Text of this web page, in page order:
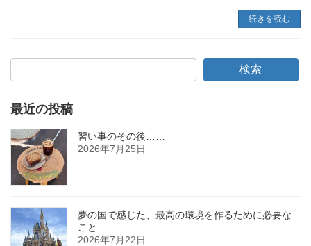
続きを読む
検索
最近の投稿
習い事のその後……
2026年7月25日
夢の国で感じた、最高の環境を作るために必要な
こと
2026年7月22日